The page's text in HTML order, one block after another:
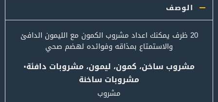
الوصف
20 ظرف يمكنك اعداد مشروب الكمون مع الليمون الدافئ
والاستمتاع بمذاقه وفوائده لهضم صحي
مشروب ساخن، كمون، ليمون، مشروبات دافئة٠
مشروبات ساخنة
مشروب